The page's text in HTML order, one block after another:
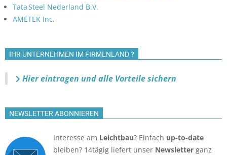
Tata Steel Nederland B.V.
AMETEK Inc.
IHR UNTERNEHMEN IM FIRMENLAND ?
Hier eintragen und alle Vorteile sichern
NEWSLETTER ABONNIEREN
Interesse am Leichtbau? Einfach up-to-date
bleiben? 14tägig liefert unser Newsletter ganz